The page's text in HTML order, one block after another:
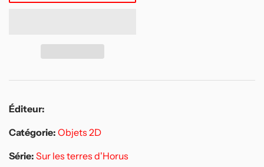
Éditeur:
Catégorie: Objets 2D
Série: Sur les terres d'Horus